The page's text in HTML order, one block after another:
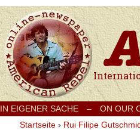
Internationale
IN EIGENER SACHE – ON OUR
Startseite › Rui Filipe